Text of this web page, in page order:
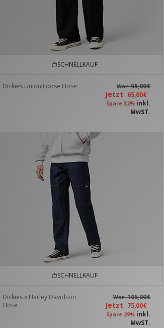
SCHNELLKAUF
Dickies Union Loose Hose War95,00€
Jetzt 65,00€
Spare 32% inkl.
MwST.
SCHNELLKAUF
Dickies x Harley Davidson
Hose
War105,00€
Jetzt 75,00€
Spare 29% inkl.
MwST.